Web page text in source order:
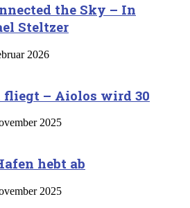
the Sky – In
Steltzer
2026
fliegt – Aiolos wird 30
2025
hebt ab
2025